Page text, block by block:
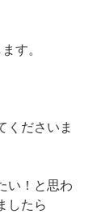
す。
くださいま
い！と思わ
したら